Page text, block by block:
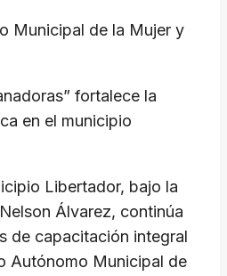
Municipal de la Mujer y
fortalece la
en el municipio
Libertador, bajo la
Álvarez, continúa
de capacitación integral
Autónomo Municipal de